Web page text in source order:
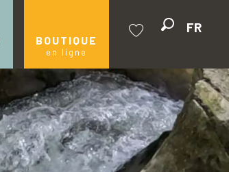
BOUTIQUE
en ligne
FR